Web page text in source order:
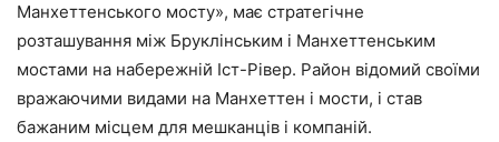
Манхеттенського мосту», має стратегічне
розташування між Бруклінським і Манхеттенським
мостами на набережній Іст-Рівер. Район відомий своїми
вражаючими видами на Манхеттен і мости, і став
бажаним місцем для мешканців і компаній.